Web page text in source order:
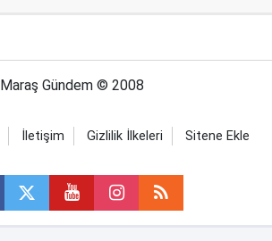
Maraş Gündem © 2008
İletişim Gizlilik İlkeleri Sitene Ekle